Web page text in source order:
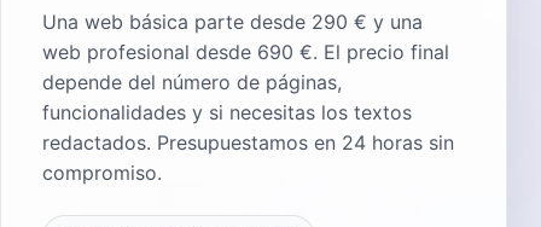
Una web básica parte desde 290 € y una
web profesional desde 690 €. El precio final
depende del número de páginas,
funcionalidades y si necesitas los textos
redactados. Presupuestamos en 24 horas sin
compromiso.